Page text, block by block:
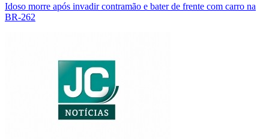
Idoso morre após invadir contramão e bater de frente com carro na
BR-262